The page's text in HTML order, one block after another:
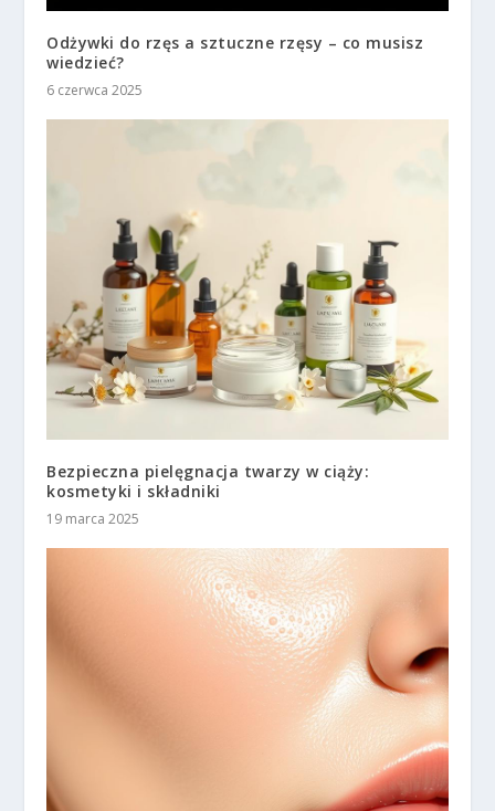
Odżywki do rzęs a sztuczne rzęsy – co musisz
wiedzieć?
6 czerwca 2025
Bezpieczna pielęgnacja twarzy w ciąży:
kosmetyki i składniki
19 marca 2025